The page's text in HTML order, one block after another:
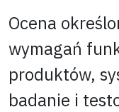
Ocena
wymagań
produktów,
badanie i